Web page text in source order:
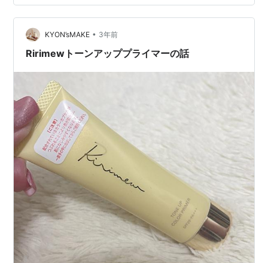
骨の下部分に3の字を描くように入れ、輪郭をほっそり見
せます。 面長さんは額の生え際と顎先にシェーディング
をON 額の生え際部分と顎先に入れ、顔の長さを短く見
せます。 逆三角型さんは髪の生え際にシェーディングを
KYON’sMAKE • 3年前
Ririmewトーンアッププライマーの話